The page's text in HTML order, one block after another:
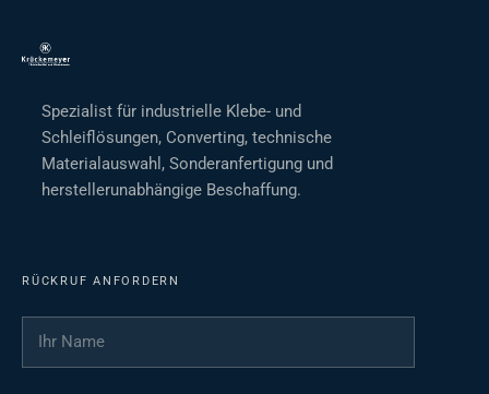
Spezialist für industrielle Klebe- und
Schleiflösungen, Converting, technische
Materialauswahl, Sonderanfertigung und
herstellerunabhängige Beschaffung.
RÜCKRUF ANFORDERN
Ihr Name